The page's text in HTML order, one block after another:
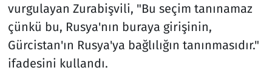
vurgulayan Zurabişvili, "Bu seçim tanınamaz
çünkü bu, Rusya'nın buraya girişinin,
Gürcistan'ın Rusya'ya bağlılığın tanınmasıdır."
ifadesini kullandı.